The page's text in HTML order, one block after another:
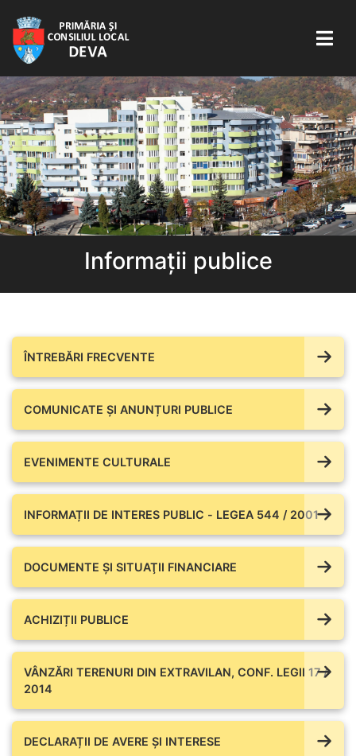
Informații publice
ÎNTREBĂRI FRECVENTE
COMUNICATE ŞI ANUNȚURI PUBLICE
EVENIMENTE CULTURALE
INFORMAȚII DE INTERES PUBLIC - LEGEA 544 / 2001
DOCUMENTE ŞI SITUAŢII FINANCIARE
ACHIZIȚII PUBLICE
VÂNZĂRI TERENURI DIN EXTRAVILAN, CONF. LEGII 17 /
2014
DECLARAȚII DE AVERE ŞI INTERESE